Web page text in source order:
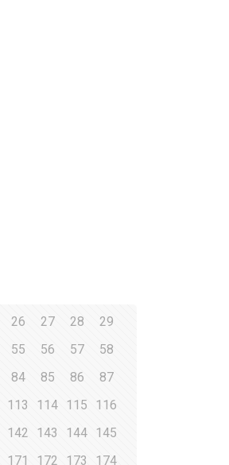
26 27 28
29
55 56 57
58
84 85 86
87
113 114 115
116
142 143 144 145
171 172 173
174